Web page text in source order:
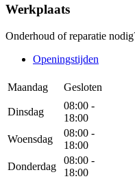
Werkplaats
Onderhoud of reparatie
Openingstijden
Maandag Gesloten
Dinsdag
08:00 -
18:00
Woensdag
08:00 -
18:00
Donderdag
08:00 -
18:00